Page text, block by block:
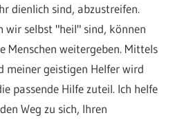
dienlich sind, abzustreifen.
wir selbst "heil" sind, können
Menschen weitergeben. Mittels
meiner geistigen Helfer wird
passende Hilfe zuteil. Ich helfe
Weg zu sich, Ihren